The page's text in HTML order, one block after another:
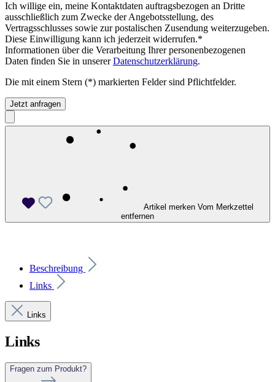
Ich willige ein, meine Kontaktdaten auftragsbezogen an Dritte
ausschließlich zum Zwecke der Angebotsstellung, des
Vertragsschlusses sowie zur postalischen Zusendung weiterzugeben.
Diese Einwilligung kann ich jederzeit widerrufen.*
Informationen über die Verarbeitung Ihrer personenbezogenen
Daten finden Sie in unsererDatenschutzerklärung.
Die mit einem Stern (*) markierten Felder sind Pflichtfelder.
Jetzt anfragen
Artikel merken Vom Merkzettel
entfernen
Beschreibung
Links
Links
Links
Fragen zum Produkt?